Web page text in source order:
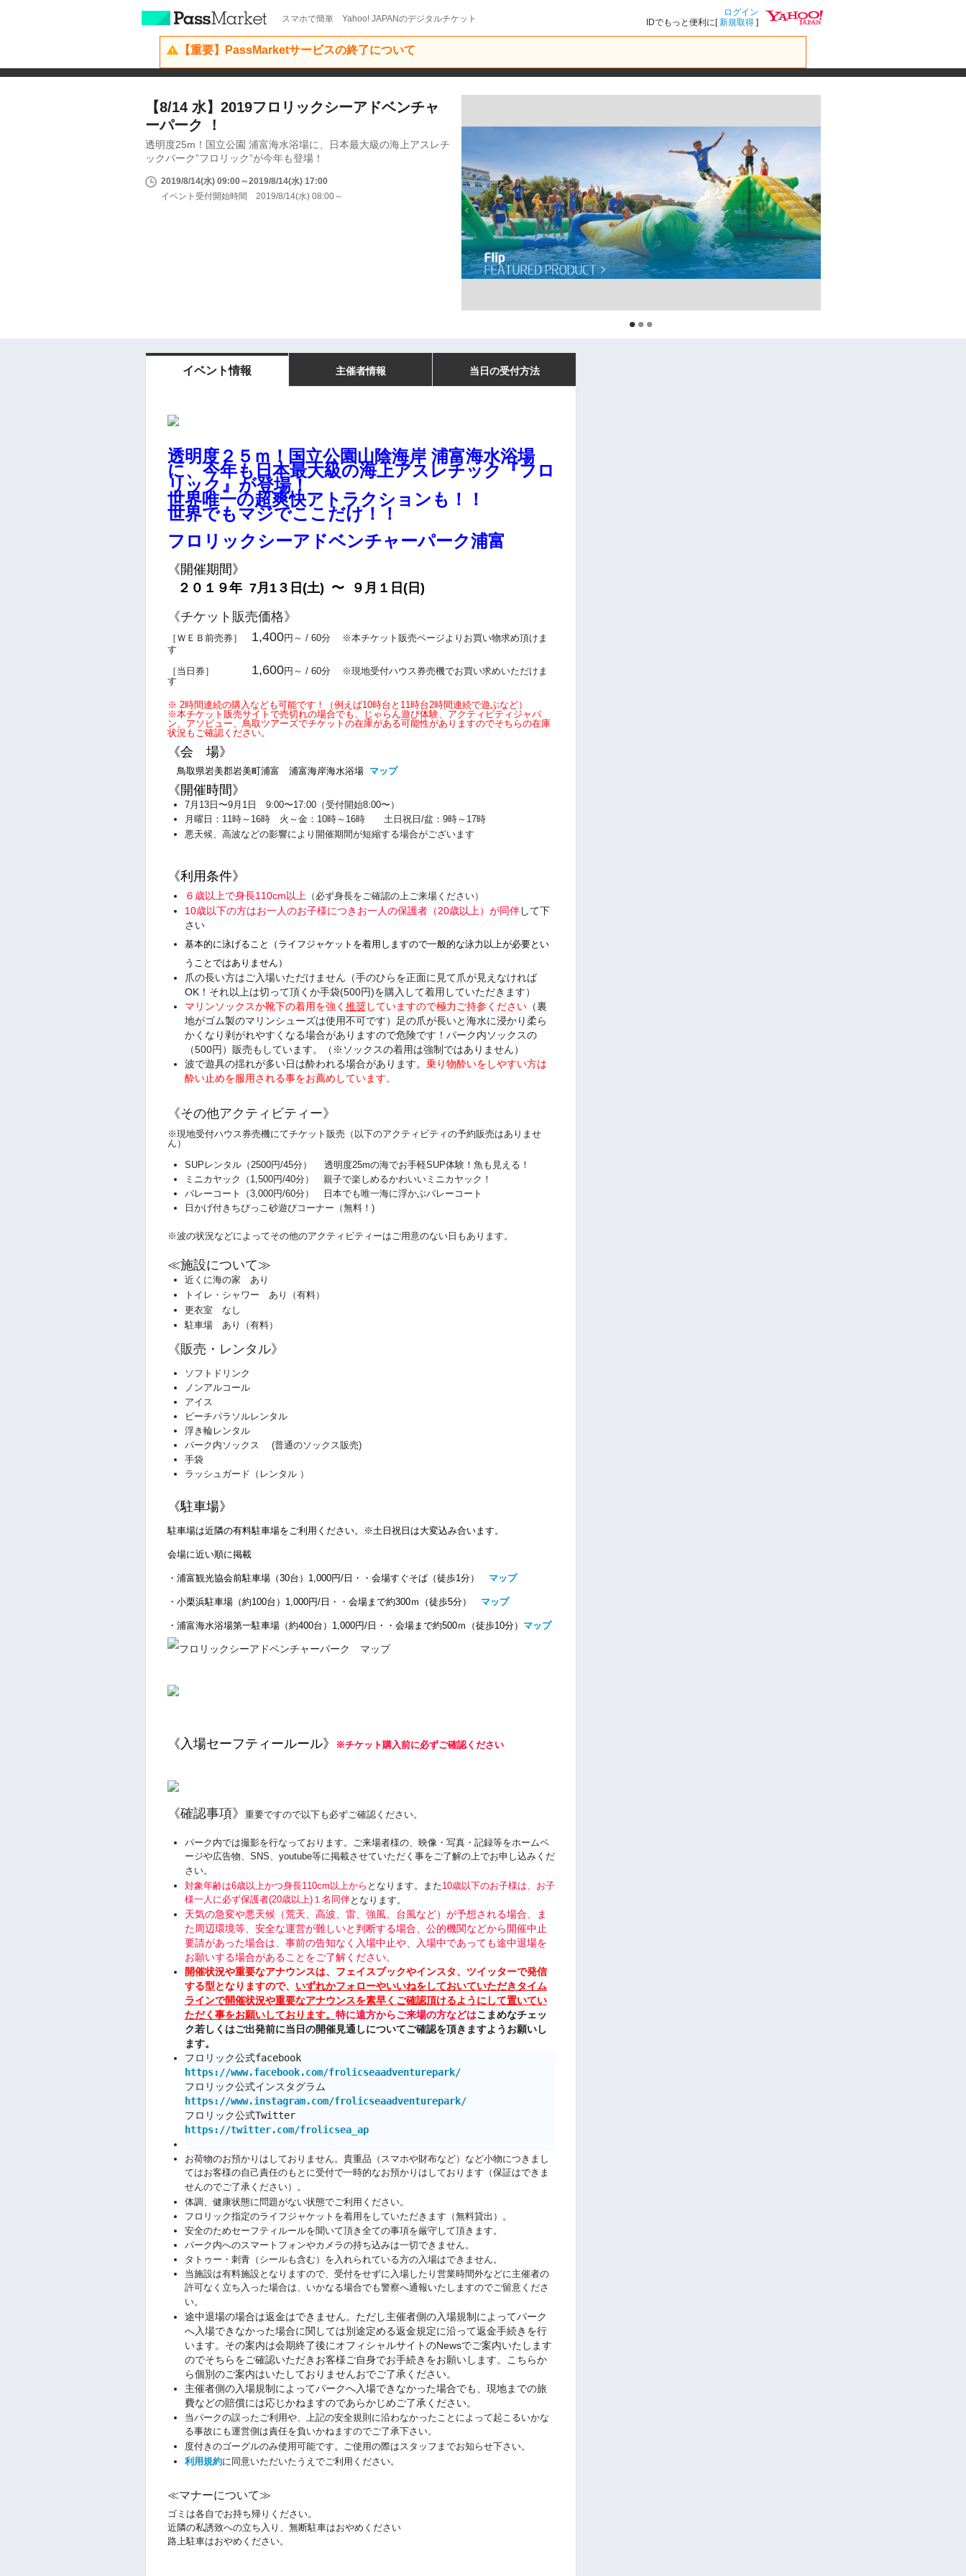
スマホで簡単 Yahoo! JAPANのデジタルチケット
ログイン
IDでもっと便利に[新規取得 ]
【重要】PassMarketサービスの終了について
【8/14 水】2019フロリックシーアドベンチャ
ーパーク ！
透明度25m！国立公園 浦富海水浴場に、日本最大級の海上アスレチ
ックパーク”フロリック”が今年も登場！
2019/8/14(水) 09:00～2019/8/14(水) 17:00
イベント受付開始時間 2019/8/14(水) 08:00～
イベント情報 主催者情報 当日の受付方法
透明度２５ｍ！国立公園山陰海岸 浦富海水浴場
に、今年も日本最大級の海上アスレチック『フロ
リック』が登場！
世界唯一の超爽快アトラクションも！ ！
世界でもマジでここだけ！！
フロリックシーアドベンチャーパーク浦富
《開催期間》
２０１９年 7月1３日(土) 〜 ９月１日(日)
《チケット販売価格》
［ＷＥＢ前売券］ 1,400円～ / 60分
※本チケット販売ページよりお買い物求め頂けま
す
［当日券］ 1,600円～ / 60分
※現地受付ハウス券売機でお買い求めいただけま
す
※ 2時間連続の購入なども可能です！（例えば10時台と11時台2時間連続で遊ぶなど）
※本チケット販売サイトで売切れの場合でも、じゃらん遊び体験、アクティビティジャパ
ン、アソビュー、鳥取ツアーズでチケットの在庫がある可能性がありますのでそちらの在庫
状況もご確認ください。
《会 場》
鳥取県岩美郡岩美町浦富 浦富海岸海水浴場 マップ
《開催時間》
7月13日〜9月1日 9:00〜17:00（受付開始8:00〜）
月曜日：11時～16時 火～金：10時～16時 土日祝日/盆：9時～17時
悪天候、高波などの影響により開催期間が短縮する場合がございます
《利用条件》
６歳以上で身長110cm以上 （必ず身長をご確認の上ご来場ください）
10歳以下の方はお一人のお子様につきお一人の保護者（20歳以上）が同伴して下
さい
基本的に泳げること（ライフジャケットを着用しますので一般的な泳力以上が必要とい
うことではありません）
爪の長い方はご入場いただけません（手のひらを正面に見て爪が見えなければ
OK！それ以上は切って頂くか手袋(500円)を購入して着用していただきます）
マリンソックスか靴下の着用を強く 推奨していますので極力ご持参ください（裏
地がゴム製のマリンシューズは使用不可です）足の爪が長いと海水に浸かり柔ら
かくなり剥がれやすくなる場合がありますので危険です！パーク内ソックスの
（500円）販売もしています。（※ソックスの着用は強制ではありません）
波で遊具の揺れが多い日は酔われる場合があります。 乗り物酔いをしやすい方は
酔い止めを服用される事をお薦めしています。
《その他アクティビティー》
※現地受付ハウス券売機にてチケット販売（以下のアクティビティの予約販売はありませ
ん）
SUPレンタル（2500円/45分） 透明度25mの海でお手軽SUP体験！魚も見える！
ミニカヤック
（1,500円/40分） 親子で楽しめるかわいいミニカヤック！
バレーコート
（3,000円/60分） 日本でも唯一海に浮かぶバレーコート
日かげ付きちびっこ砂遊びコーナー（無料！)
※波の状況などによってその他のアクティビティーはご用意のない日もあります。
≪施設について≫
近くに海の家 あり
トイレ・シャワー あり（有料）
更衣室 なし
駐車場 あり（有料）
《販売・レンタル》
ソフトドリンク
ノンアルコール
アイス
ビーチパラソルレンタル
浮き輪レンタル
パーク内ソックス
(普通のソックス販売)
手袋
ラッシュガード（レンタル ）
《駐車場》
駐車場は近隣の有料駐車場をご利用ください。※土日祝日は大変込み合います。
会場に近い順に掲載
・浦富観光協会前駐車場（30台）1,000円/日・・ 会場すぐそば（徒歩1分） マップ
・小栗浜駐車場（約100台）1,000円/日・・ 会場まで約300ｍ（徒歩5分） マップ
・浦富海水浴場第一駐車場（約400台）1,000円/日・・ 会場まで約500ｍ（徒歩10分） マップ
《入場セーフティールール》 ※チケット購入前に必ずご確認ください
《確認事項》 重要ですので以下も必ずご確認ください。
パーク内では撮影を行なっております。ご来場者様の、映像・写真・記録等をホームペ
ージや広告物、SNS、youtube等に掲載させていただく事をご了解の上でお申し込みくだ
さい。
対象年齢は6歳以上かつ身長110cm以上から となります。また10歳以下のお子様は、お子
様一人に必ず保護者(20歳以上)１名同伴となります。
天気の急変や悪天候（荒天、高波、雷、強風、台風など）が予想される場合、ま
た周辺環境等、安全な運営が難しいと判断する場合、公的機関などから開催中止
要請があった場合は、事前の告知なく入場中止や、入場中であっても途中退場を
お願いする場合があることをご了解ください。
開催状況や重要なアナウンスは、フェイスブックやインスタ、ツイッターで発信
する型となりますので、 いずれかフォローやいいねをしておいていただきタイム
ラインで開催状況や重要なアナウンスを素早くご確認頂けるようにして置いてい
ただく事をお願いしております。 特に遠方からご来場の方などはこまめなチェッ
ク若しくはご出発前に当日の開催見通しについてご確認を頂きますようお願いし
ます。
フロリック公式facebook
https://www.facebook.com/frolicseaadventurepark/
フロリック公式インスタグラム
https://www.instagram.com/frolicseaadventurepark/
フロリック公式Twitter
https://twitter.com/frolicsea_ap
お荷物のお預かりはしておりません。貴重品（スマホや財布など）など小物につきまし
てはお客様の自己責任のもとに受付で一時的なお預かりはしております（保証はできま
せんのでご了承ください）。
体調、健康状態に問題がない状態でご利用ください。
フロリック指定のライフジャケットを着用をしていただきます（無料貸出）。
安全のためセーフティルールを聞いて頂き全ての事項を厳守して頂きます。
パーク内へのスマートフォンやカメラの持ち込みは一切できません。
タトゥー・刺青（シールも含む）を入れられている方の入場はできません。
当施設は有料施設となりますので、受付をせずに入場したり営業時間外などに主催者の
許可なく立ち入った場合は、いかなる場合でも警察へ通報いたしますのでご留意くださ
い。
途中退場の場合は返金はできません。ただし主催者側の入場規制によってパーク
へ入場できなかった場合に関しては別途定める返金規定に沿って返金手続きを行
います。その案内は会期終了後にオフィシャルサイトのNewsでご案内いたします
のでそちらをご確認いただきお客様ご自身でお手続きをお願いします。こちらか
ら個別のご案内はいたしておりませんおでご了承ください。
主催者側の入場規制によってパークへ入場できなかった場合でも
、現地までの旅
費などの賠償には応じかねますのであらかじめご了承ください。
当パークの誤ったご利用や、上記の安全規則に沿わなかったことによって起こるいかな
る事故にも運営側は責任を負いかねますのでご了承下さい。
度付きのゴーグルのみ使用可能です。ご使用の際はスタッフまでお知らせ下さい。
利用規約に同意いただいたうえでご利用ください。
≪マナーについて≫
ゴミは各自でお持ち帰りください。
近隣の私誘致への立ち入り、無断駐車はおやめください
路上駐車はおやめください。